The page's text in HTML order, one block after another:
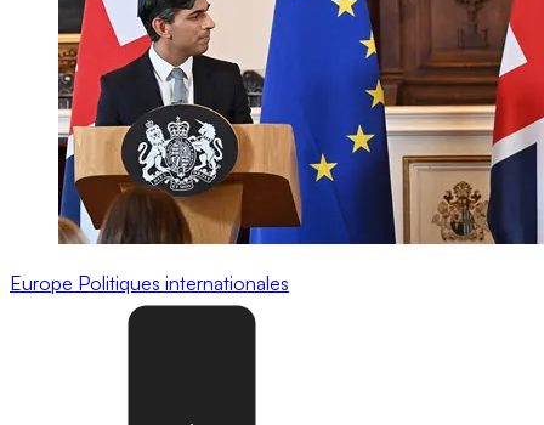
Europe Politiques internationales